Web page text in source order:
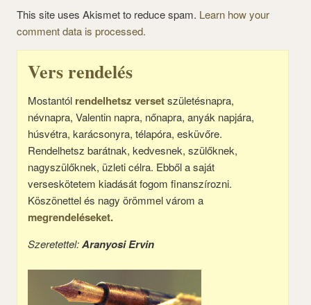
This site uses Akismet to reduce spam. Learn how your
comment data is processed.
Vers rendelés
Mostantól rendelhetsz versetszületésnapra,
névnapra, Valentin napra, nőnapra, anyák napjára,
húsvétra, karácsonyra, télapóra, esküvőre.
Rendelhetsz barátnak, kedvesnek, szülőknek,
nagyszülőknek, üzleti célra. Ebből a saját
verseskötetem kiadását fogom finanszírozni.
Köszönettel és nagy örömmel várom a
megrendeléseket.
Szeretettel:Aranyosi Ervin